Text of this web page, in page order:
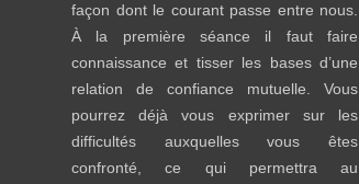
façon dont le courant passe entre nous.
À la première séance il faut faire
connaissance et tisser les bases d’une
relation de confiance mutuelle. Vous
pourrez déjà vous exprimer sur les
difficultés auxquelles vous êtes
confronté, ce qui permettra au